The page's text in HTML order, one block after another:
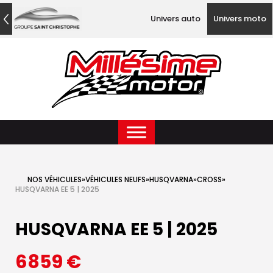
Univers auto Univers moto
NOS VÉHICULES»VÉHICULES NEUFS»HUSQVARNA»CROSS»
HUSQVARNA EE 5 | 2025
HUSQVARNA EE 5 | 2025
6859€